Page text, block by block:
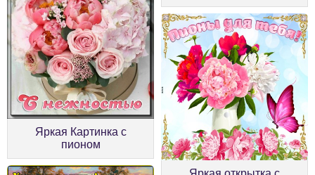
Яркая Картинка с
пионом